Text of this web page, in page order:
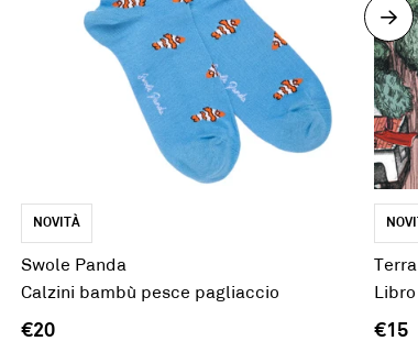
NOVITÀ
Swole Panda
Calzini bambù pesce pagliaccio
€20 €15